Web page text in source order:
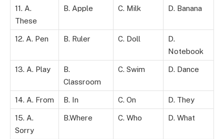
11. A.
These
B. Apple C. Milk D. Banana
12. A. Pen B. Ruler C. Doll
D.
Notebook
13. A. Play
B.
Classroom
C. Swim D. Dance
14. A. From B. In C. On D. They
15. A.
Sorry
B.Where C. Who D. What